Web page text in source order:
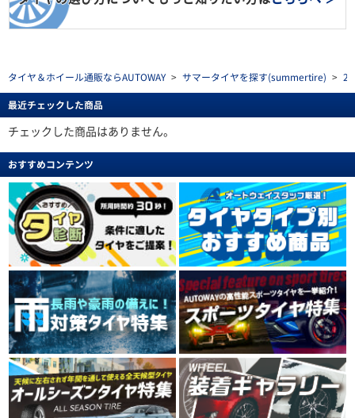
タイヤ＆ホイール通販ならAUTOWAY > サマータイヤを探す(summertire) >
最近チェックした商品
チェックした商品はありません。
おすすめコンテンツ